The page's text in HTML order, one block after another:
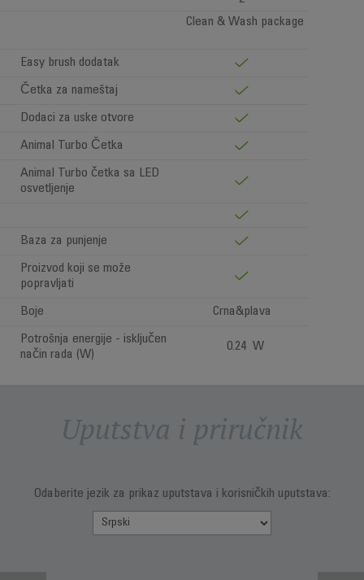
Clean & Wash package
Easy brush dodatak
Četka za nameštaj
Dodaci za uske otvore
Animal Turbo Četka
Animal Turbo četka sa LED
osvetljenje
Baza za punjenje
Proizvod koji se može
popravljati
Boje Crna&plava
Potrošnja energije - isključen
način rada (W)
0.24 W
Uputstva i priručnik
Odaberite jezik za prikaz uputstava i korisničkih uputstava: